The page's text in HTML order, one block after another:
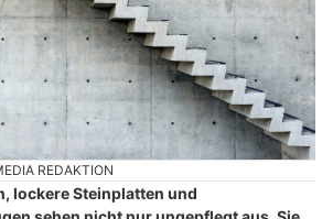
REDAKTION
lockere Steinplatten und